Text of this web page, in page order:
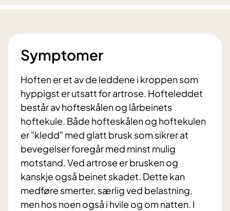
Symptomer
Hoften er et av de leddene i kroppen som
hyppigst er utsatt for artrose. Hofteleddet
består av hofteskålen og lårbeinets
hoftekule. Både hofteskålen og hoftekulen
er "kledd" med glatt brusk som sikrer at
bevegelser foregår med minst mulig
motstand. Ved artrose er brusken og
kanskje også beinet skadet. Dette kan
medføre smerter, særlig ved belastning,
men hos noen også i hvile og om natten. I